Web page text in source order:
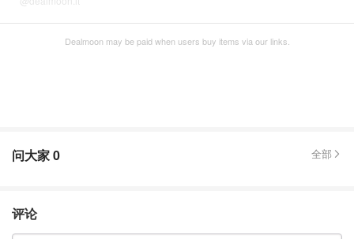
Dealmoon may be paid when users buy items via our links.
问大家0 全部
评论